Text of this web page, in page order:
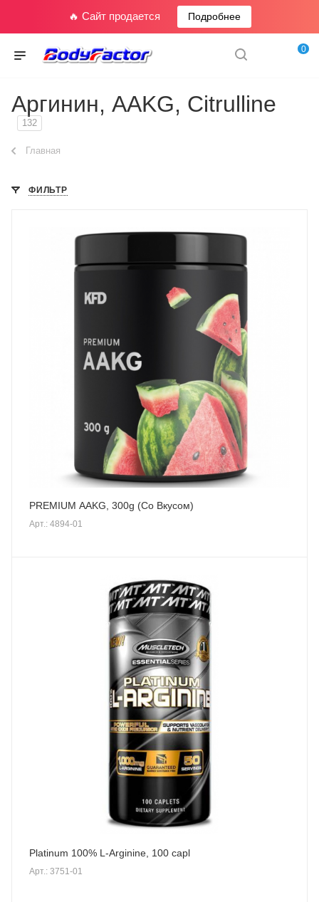
🔥 Сайт продается Подробнее
0
Аргинин, AAKG, Citrulline
132
Главная
ФИЛЬТР
PREMIUM AAKG, 300g (Со Вкусом)
Арт.: 4894-01
Platinum 100% L-Arginine, 100 capl
Арт.: 3751-01